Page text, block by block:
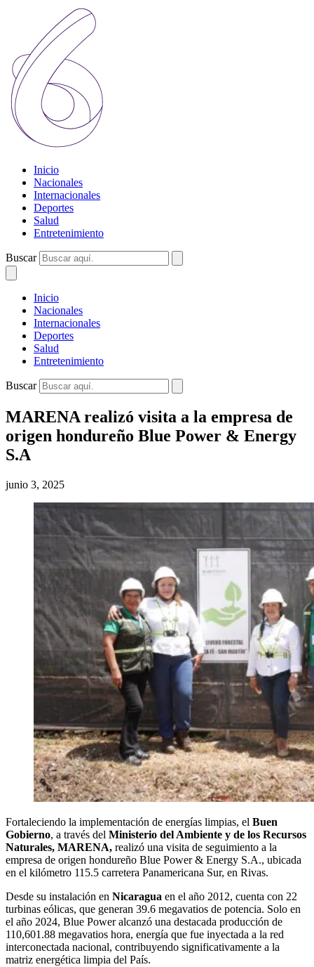
Inicio
Nacionales
Internacionales
Deportes
Salud
Entretenimiento
Buscar
Inicio
Nacionales
Internacionales
Deportes
Salud
Entretenimiento
Buscar
MARENA realizó visita a la empresa de
origen hondureño Blue Power & Energy
S.A
junio 3, 2025
Fortaleciendo la implementación de energías limpias, el Buen
Gobierno, a través del Ministerio del Ambiente y de los Recursos
Naturales, MARENA, realizó una visita de seguimiento a la
empresa de origen hondureño Blue Power & Energy S.A., ubicada
en el kilómetro 115.5 carretera Panamericana Sur, en Rivas.
Desde su instalación en Nicaragua en el año 2012, cuenta con 22
turbinas eólicas, que generan 39.6 megavatios de potencia. Solo en
el año 2024, Blue Power alcanzó una destacada producción de
110,601.88 megavatios hora, energía que fue inyectada a la red
interconectada nacional, contribuyendo significativamente a la
matriz energética limpia del País.